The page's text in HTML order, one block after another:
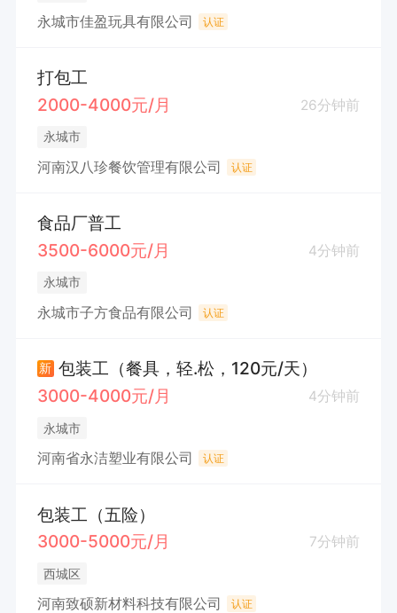
永城市佳盈玩具有限公司 认证
打包工
2000-4000元/月
26分钟前
永城市
河南汉八珍餐饮管理有限公司 认证
食品厂普工
3500-6000元/月
4分钟前
永城市
永城市子方食品有限公司 认证
新 包装工（餐具，轻.松，120元/天）
3000-4000元/月
4分钟前
永城市
河南省永洁塑业有限公司 认证
包装工（五险）
3000-5000元/月
7分钟前
西城区
河南致硕新材料科技有限公司 认证